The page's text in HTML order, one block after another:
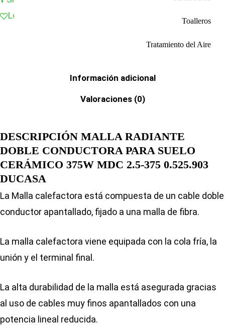
Toalleros
Tratamiento del Aire
Love
Información adicional
Valoraciones (0)
DESCRIPCIÓN MALLA RADIANTE
DOBLE CONDUCTORA PARA SUELO
CERÁMICO 375W MDC 2.5-375 0.525.903
DUCASA
La Malla calefactora está compuesta de un cable doble
conductor apantallado, fijado a una malla de fibra.
La malla calefactora viene equipada con la cola fría, la
unión y el terminal final.
La alta durabilidad de la malla está asegurada gracias
al uso de cables muy finos apantallados con una
potencia lineal reducida.